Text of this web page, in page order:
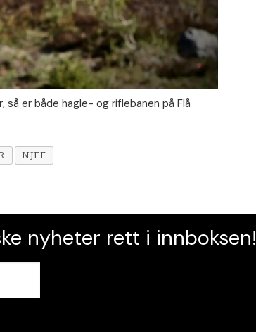
er både hagle- og riflebanen på Flå
NJFF
nyheter rett i innboksen!